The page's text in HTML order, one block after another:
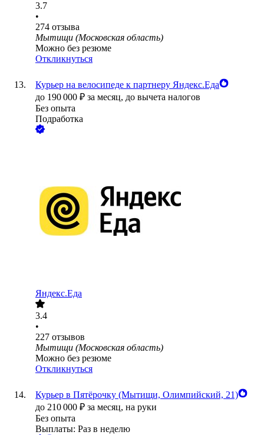
3.7
•
274 отзыва
Мытищи (Московская область)
Можно без резюме
Откликнуться
Курьер на велосипеде к партнеру Яндекс.Еда
до 190 000 ₽ за месяц, до вычета налогов
Без опыта
Подработка
Яндекс.Еда
3.4
•
227 отзывов
Мытищи (Московская область)
Можно без резюме
Откликнуться
Курьер в Пятёрочку (Мытищи, Олимпийский, 21)
до 210 000 ₽ за месяц, на руки
Без опыта
Выплаты: Раз в неделю